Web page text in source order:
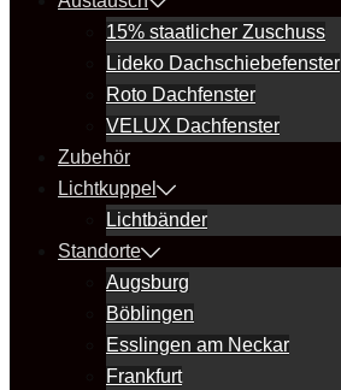
15% staatlicher Zuschuss
Lideko Dachschiebefenster
Roto Dachfenster
VELUX Dachfenster
Zubehör
Lichtkuppel
Lichtbänder
Standorte
Augsburg
Böblingen
Esslingen am Neckar
Frankfurt